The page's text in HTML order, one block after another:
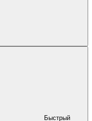
Быстрый